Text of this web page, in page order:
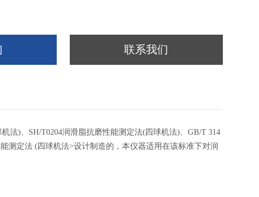
联系我们
法)、SH/T0204润滑脂抗磨性能测定法(四球机法)、GB/T 314
测定法 (四球机法>设计制造的，本仪器适用在该标准下对润